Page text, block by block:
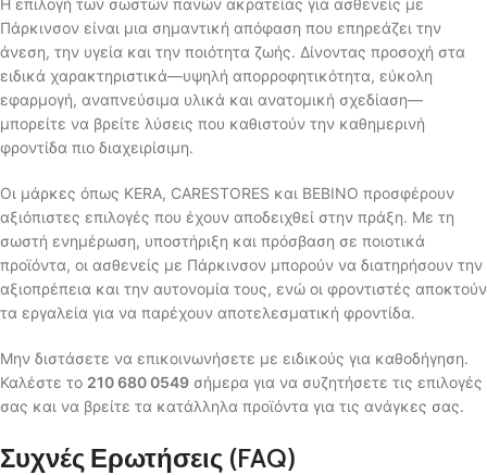
Η επιλογή των σωστών πανών ακρατείας για ασθενείς με
Πάρκινσον είναι μια σημαντική απόφαση που επηρεάζει την
άνεση, την υγεία και την ποιότητα ζωής. Δίνοντας προσοχή στα
ειδικά χαρακτηριστικά—υψηλή απορροφητικότητα, εύκολη
εφαρμογή, αναπνεύσιμα υλικά και ανατομική σχεδίαση—
μπορείτε να βρείτε λύσεις που καθιστούν την καθημερινή
φροντίδα πιο διαχειρίσιμη.
Οι μάρκες όπως KERA, CARESTORES και BEBINO προσφέρουν
αξιόπιστες επιλογές που έχουν αποδειχθεί στην πράξη. Με τη
σωστή ενημέρωση, υποστήριξη και πρόσβαση σε ποιοτικά
προϊόντα, οι ασθενείς με Πάρκινσον μπορούν να διατηρήσουν την
αξιοπρέπεια και την αυτονομία τους, ενώ οι φροντιστές αποκτούν
τα εργαλεία για να παρέχουν αποτελεσματική φροντίδα.
Μην διστάσετε να επικοινωνήσετε με ειδικούς για καθοδήγηση.
Καλέστε το 210 680 0549 σήμερα για να συζητήσετε τις επιλογές
σας και να βρείτε τα κατάλληλα προϊόντα για τις ανάγκες σας.
Συχνές Ερωτήσεις (FAQ)